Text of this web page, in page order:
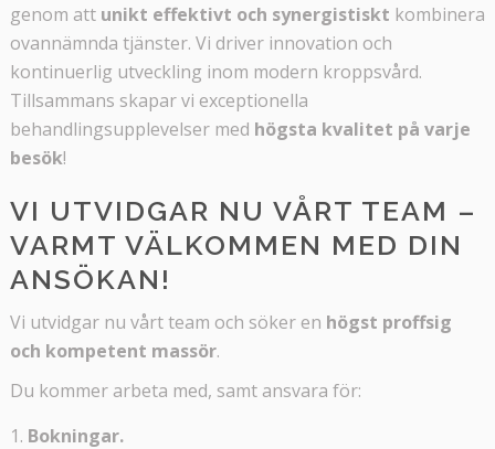
genom att unikt effektivt och synergistiskt kombinera
ovannämnda tjänster. Vi driver innovation och
kontinuerlig utveckling inom modern kroppsvård.
Tillsammans skapar vi exceptionella
behandlingsupplevelser med högsta kvalitet på varje
besök!
VI UTVIDGAR NU VÅRT TEAM –
VARMT VÄLKOMMEN MED DIN
ANSÖKAN!
Vi utvidgar nu vårt team och söker en högst proffsig
och kompetent massör.
Du kommer arbeta med, samt ansvara för:
Bokningar.